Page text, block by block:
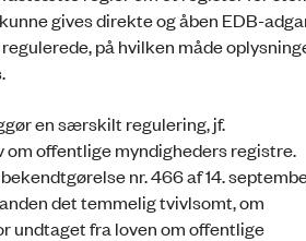
gives direkte og åben EDB-
på hvilken måde
en særskilt regulering, jf.
om offentlige myndigheders registre.
nr. 466 af 14.
det temmelig tvivlsomt, om
undtaget fra loven om offentlige